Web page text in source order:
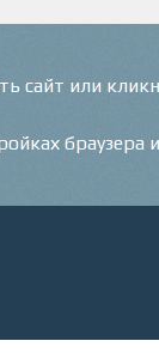
сайт или
браузера